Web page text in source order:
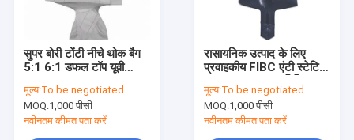
उत्पादों
वीडियो
कारखाना भ्रमण
सुपर बोरी टोंटी नीचे थोक बैग
5:1 6:1 डफल टॉप यूवी
मूल्य:To be negotiated
MOQ:1,000 पीसी
नवीनतम कीमत पता करें
रासायनिक उत्पाद के लिए
प्रवाहकीय FIBC एंटी स्टेटिक
मोटाई:
मूल्य:To be negotiated
MOQ:1,000 पीसी
नवीनतम कीमत पता करें